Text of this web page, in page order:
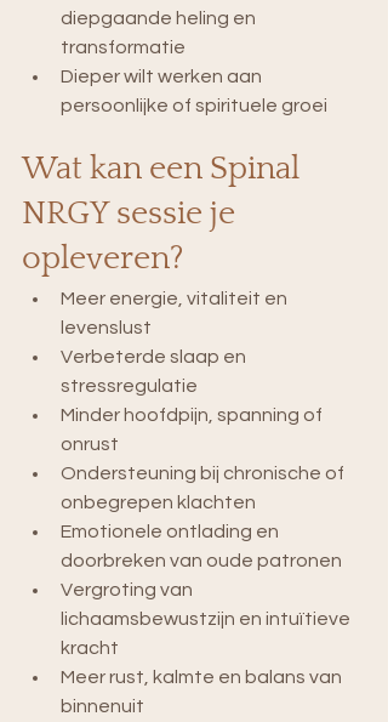
diepgaande heling en
transformatie
Dieper wilt werken aan
persoonlijke of spirituele groei
Wat kan een Spinal
NRGY sessie je
opleveren?
Meer energie, vitaliteit en
levenslust
Verbeterde slaap en
stressregulatie
Minder hoofdpijn, spanning of
onrust
Ondersteuning bij chronische of
onbegrepen klachten
Emotionele ontlading en
doorbreken van oude patronen
Vergroting van
lichaamsbewustzijn en intuïtieve
kracht
Meer rust, kalmte en balans van
binnenuit